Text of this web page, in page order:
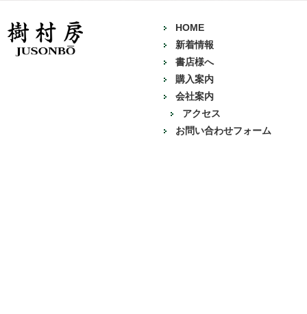
HOME
新着情報
書店様へ
購入案内
会社案内
アクセス
お問い合わせフォーム